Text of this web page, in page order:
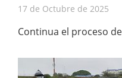
17 de Octubre de 2025
Continua el proceso